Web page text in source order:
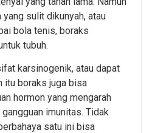
sulit dikunyah, atau
bola tenis, boraks
tubuh.
karsinogenik, atau dapat
itu boraks juga bisa
hormon yang mengarah
imunitas. Tidak
satu ini bisa